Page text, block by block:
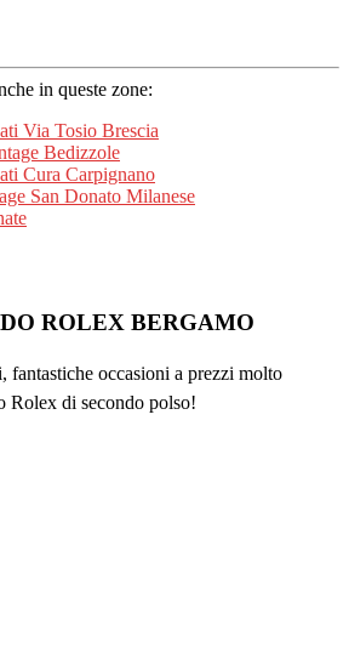
in queste zone:
Via Tosio Brescia
Bedizzole
Cura Carpignano
San Donato Milanese
ROLEX BERGAMO
fantastiche occasioni a prezzi molto
Rolex di secondo polso!